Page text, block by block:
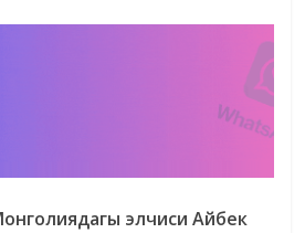
элчиси Айбек